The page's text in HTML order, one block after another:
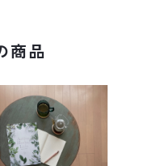
商品